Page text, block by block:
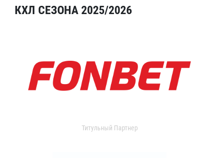
КХЛ СЕЗОНА 2025/2026
Титульный Партнер